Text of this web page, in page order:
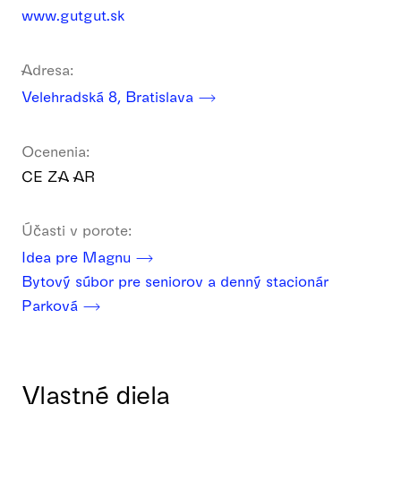
www.gutgut.sk
Adresa:
Velehradská 8, Bratislava
Ocenenia:
CE ZA AR
Účasti v porote:
Idea pre Magnu
Bytový súbor pre seniorov a denný stacionár
Parková
Vlastné diela